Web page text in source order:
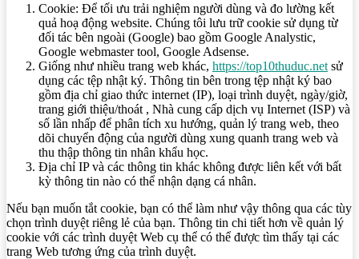
Cookie: Để tối ưu trải nghiệm người dùng và đo lường kết
quả hoạ động website. Chúng tôi lưu trữ cookie sử dụng từ
đối tác bên ngoài (Google) bao gồm Google Analystic,
Google webmaster tool, Google Adsense.
Giống như nhiều trang web khác, https://top10thuduc.net sử
dụng các tệp nhật ký. Thông tin bên trong tệp nhật ký bao
gồm địa chỉ giao thức internet (IP), loại trình duyệt, ngày/giờ,
trang giới thiệu/thoát , Nhà cung cấp dịch vụ Internet (ISP) và
số lần nhấp để phân tích xu hướng, quản lý trang web, theo
dõi chuyển động của người dùng xung quanh trang web và
thu thập thông tin nhân khẩu học.
Địa chỉ IP và các thông tin khác không được liên kết với bất
kỳ thông tin nào có thể nhận dạng cá nhân.
Nếu bạn muốn tắt cookie, bạn có thể làm như vậy thông qua các tùy
chọn trình duyệt riêng lẻ của bạn. Thông tin chi tiết hơn về quản lý
cookie với các trình duyệt Web cụ thể có thể được tìm thấy tại các
trang Web tương ứng của trình duyệt.